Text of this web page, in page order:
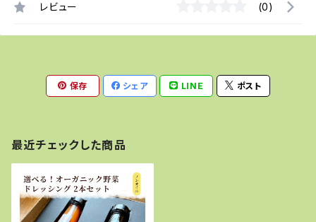
レビュー (0)
保存 シェア LINE ポスト
最近チェックした商品